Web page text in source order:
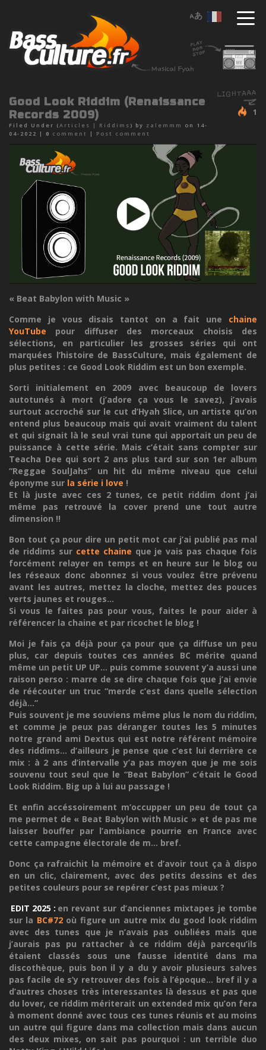
Good Look Riddim (Renaissance
Records 2009)
Filed Under (Articles | Riddims ) by zalemmm
on 14-
04-2022 | 0 comment | Post comment
1
« Beat Babylon with Music »
Comme je vous disais tantot on a fait une chaine
YouTube pour diffuser des morceaux choisis des
sélections, en particulier les grosses séries qui ont
marquées l’histoire de BassCulture, mais également de
plus petites : ce Good Look Riddim est un bon exemple.
Sorti initialement en 2009 avec beaucoup de lovers
autotunés à mort (j’adore ça vous le savez), j’avais
surtout accroché sur le cut d’Hyah Slice, un artiste qu’on
entend plus beaucoup mais qui avait vraiment du talent
et qui signait là le seul vrai tune qui apportait un peu de
puissance à cette série. Mais c’était sans compter sur
Teacha Dee qui sort 2 ans plus tard sur son 1er album
“Reggae SoulJahs” un hit du même niveau que celui
éponyme sur la série i love !
Et là juste avec ces 2 tunes, ce petit riddim dont j’ai
même pas retrouvé la cover prend une tout autre
dimension !!
Bon tout ça pour dire un petit mot car j’ai publié pas mal
de riddims sur cette chaine que je vais pas chaque fois
forcément relayer en temps et en heure sur le blog ou
les réseaux donc abonnez si vous voulez être prévenu
avant les autres, mettez la cloche, mettez des pouces
verts jaunes et rouges...
Si vous le faites pas pour vous, faites le pour aider à
référencer la chaine et par ricochet le blog !
Moi je fais ça déjà pour ça pour que ça diffuse un peu
plus, car depuis toutes ces années BC mérite quand
même un petit UP UP... puis comme souvent y’a aussi une
raison perso : marre de se dire chaque fois que j’ai envie
de réécouter un truc “merde c’est dans quelle sélection
déjà...”
Puis souvent je me souviens même plus le nom du riddim,
et comme je peux pas déranger toutes les 5 minutes
notre grand ami Dextus qui est notre référent mémoire
des riddims... d’ailleurs je pense que c’est lui derrière ce
mix : à 2 ans d’intervalle y’a pas moyen que je me sois
souvenu tout seul que le “Beat Babylon” c’était le Good
Look Riddim. Big up à lui au passage !
Et enfin accéssoirement m’occupper un peu de tout ça
me permet de « Beat Babylon with Music » et de pas me
laisser bouffer par l’ambiance pourrie en France avec
cette campagne électorale de m... bref.
Donc ça rafraichit la mémoire et d’avoir tout ça à dispo
en un clic, clairement, avec des petits dessins et des
petites couleurs pour se repérer c’est pas mieux ?
EDIT 2025 : en revant sur d’anciennes mixtapes je tombe
sur la BC#72où figure un autre mix du good look riddim
avec des tunes que je n’avais pas oubliées mais que
j’aurais pas pu rattacher à ce riddim déjà parcequ’ils
étaient classés sous une fausse identité dans ma
discothèque, puis bon il y a du y avoir plusieurs salves
pas facile de s’y retrouver des fois à l’époque... bref il y a
d’autres choses très interessantes là dessus et pas que
du lover, ce riddim mériterait un extended mix qu’on fera
à moment donné avec tous ces tunes réunis et au moins
un autre qui figure dans ma collection mais dans aucun
des deux mixes, on sait pas pourquoi : un terrible duo